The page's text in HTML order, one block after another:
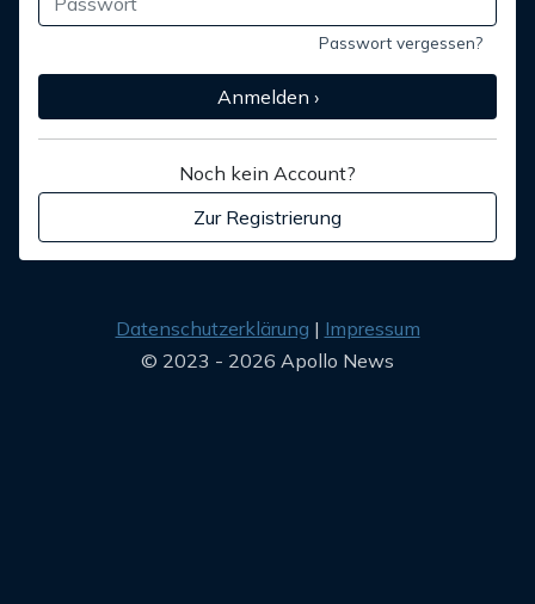
Passwort vergessen?
Anmelden ›
Noch kein Account?
Zur Registrierung
Datenschutzerklärung
Impressum
© 2023 - 2026 Apollo News